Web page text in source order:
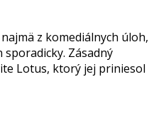
z komediálnych úloh,
Zásadný
Lotus, ktorý jej priniesol